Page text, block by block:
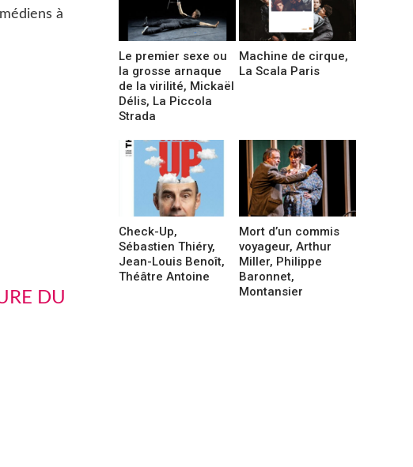
à
DU
Le premier sexe ou
la grosse arnaque
de la virilité, Mickaël
Délis, La Piccola
Strada
Machine de cirque,
La Scala Paris
Check-Up,
Sébastien Thiéry,
Jean-Louis Benoît,
Théâtre Antoine
Mort d’un commis
voyageur, Arthur
Miller, Philippe
Baronnet,
Montansier